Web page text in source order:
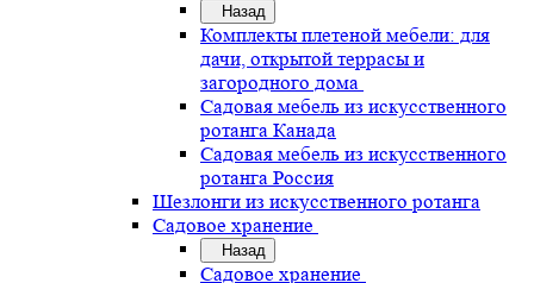
Назад
Комплекты плетеной мебели: для
дачи, открытой террасы и
загородного дома
Садовая мебель из искусственного
ротанга Канада
Садовая мебель из искусственного
ротанга Россия
Шезлонги из искусственного ротанга
Садовое хранение
Назад
Садовое хранение